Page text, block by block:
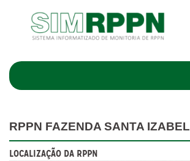
RPPN FAZENDA SANTA IZABEL
LOCALIZAÇÃO DA RPPN